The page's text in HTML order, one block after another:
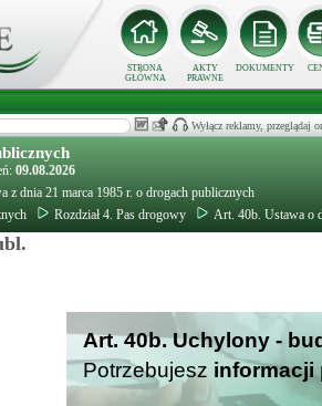
STRONA
GŁÓWNA
AKTY
PRAWNE
DOKUMENTY
Wyłącz reklamy, przeglądaj
09.08.2026
z dnia 21 marca 1985 r. o drogach publicznych
Rozdział 4. Pas drogowy Art. 40b. Ustawa o
Art. 40b. Uchylony -
Potrzebujesz informacji